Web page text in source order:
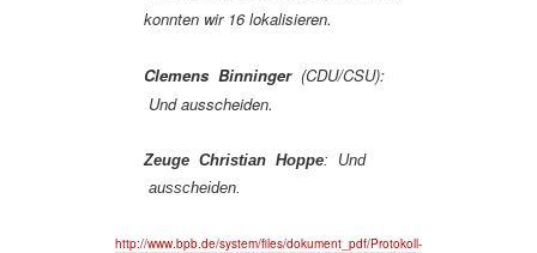
konnten wir 16 lokalisieren.
Clemens Binninger(CDU/CSU):
Und ausscheiden.
Zeuge Christian Hoppe: Und
ausscheiden.
http://www.bpb.de/system/files/dokument_pdf/Protokoll-